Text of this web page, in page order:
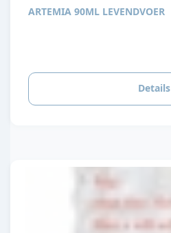
ARTEMIA 90ML LEVENDVOER
Details